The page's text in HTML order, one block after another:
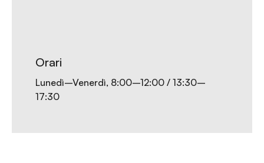
Orari
Lunedì–Venerdì, 8:00–12:00 / 13:30–
17:30